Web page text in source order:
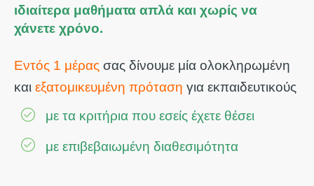
ιδιαίτερα μαθήματα απλά και χωρίς να
χάνετε χρόνο.
Εντός 1 μέρας σας δίνουμε μία ολοκληρωμένη
και εξατομικευμένη πρόταση για εκπαιδευτικούς
με τα κριτήρια που εσείς έχετε θέσει
με επιβεβαιωμένη διαθεσιμότητα